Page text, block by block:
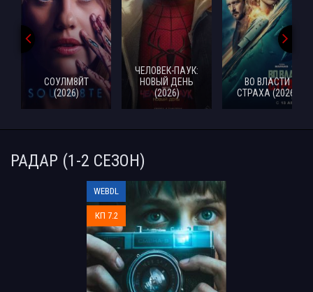
СОУЛМ8ЙТ
(2026)
ЧЕЛОВЕК-ПАУК:
НОВЫЙ ДЕНЬ
(2026)
ВО ВЛАСТИ
СТРАХА (2026)
РАДАР (1-2 СЕЗОН)
WEBDL
КП 7.2